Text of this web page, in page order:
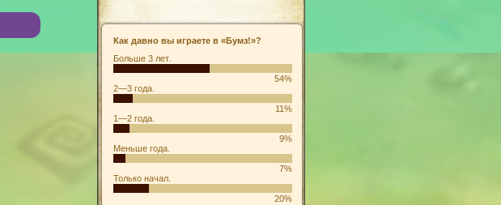
Как давно вы играете в «Бумз!»?
Больше 3 лет.
54%
2—3 года.
11%
1—2 года.
9%
Меньше года.
7%
Только начал.
20%